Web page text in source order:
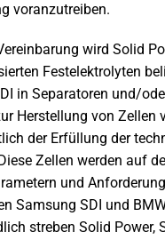
voranzutreiben.
wird Solid
Festelektrolyten
in Separatoren und/
Herstellung von Zellen
der Erfüllung der
Zellen werden auf
und
Samsung SDI und
streben Solid Power,